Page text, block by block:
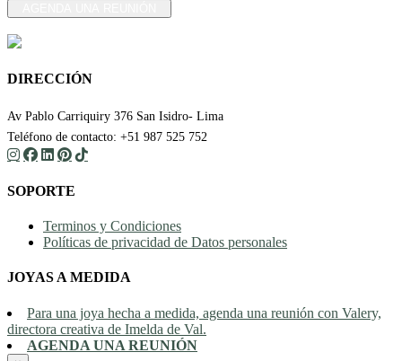
DIRECCIÓN
Av Pablo Carriquiry 376 San Isidro- Lima
Teléfono de contacto: +51 987 525 752
SOPORTE
Terminos y Condiciones
Políticas de privacidad de Datos personales
JOYAS A MEDIDA
Para una joya hecha a medida, agenda una reunión con Valery,
directora creativa de Imelda de Val.
AGENDA UNA REUNIÓN